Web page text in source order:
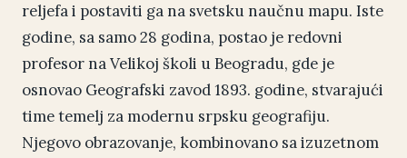
reljefa i postaviti ga na svetsku naučnu mapu. Iste
godine, sa samo 28 godina, postao je redovni
profesor na Velikoj školi u Beogradu, gde je
osnovao Geografski zavod 1893. godine, stvarajući
time temelj za modernu srpsku geografiju.
Njegovo obrazovanje, kombinovano sa izuzetnom